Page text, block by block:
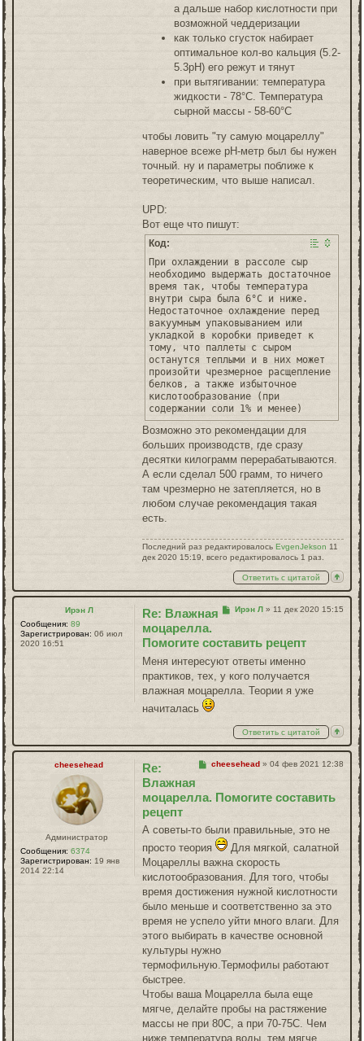
а дальше набор кислотности при
возможной чеддеризации
как только сгусток набирает
оптимальное кол-во кальция (5.2-
5.3pH) его режут и тянут
при вытягивании: температура
жидкости - 78°C. Температура
сырной массы - 58-60°C
чтобы ловить "ту самую моцареллу"
наверное всеже pH-метр был бы нужен
точный. ну и параметры поближе к
теоретическим, что выше написал.
UPD:
Вот еще что пишут:
Код:
При охлаждении в рассоле сыр
необходимо выдержать достаточное
время так, чтобы температура
внутри сыра была 6°C и ниже.
Недостаточное охлаждение перед
вакуумным упаковыванием или
укладкой в коробки приведет к
тому, что паллеты с сыром
останутся теплыми и в них может
произойти чрезмерное расщепление
белков, а также избыточное
кислотообразование (при
содержании соли 1% и менее)
Возможно это рекомендации для
больших производств, где сразу
десятки килограмм перерабатываются.
А если сделал 500 грамм, то ничего
там чрезмерно не затепляется, но в
любом случае рекомендация такая
есть.
Последний раз редактировалось EvgenJekson 11
дек 2020 15:19, всего редактировалось 1 раз.
Ответить с цитатой
Ирэн Л
Сообщения: 89
Зарегистрирован: 06 июл
2020 16:51
Сообщение
Ирэн Л » 11 дек 2020 15:15
Re: Влажная
моцарелла.
Помогите составить рецепт
Меня интересуют ответы именно
практиков, тех, у кого получается
влажная моцарелла. Теории я уже
начиталась
Ответить с цитатой
cheesehead
Администратор
Сообщения: 6374
Зарегистрирован: 19 янв
2014 22:14
Сообщение
cheesehead » 04 фев 2021 12:38
Re:
Влажная
моцарелла. Помогите составить
рецепт
А советы-то были правильные, это не
просто теория
Для мягкой, салатной
Моцареллы важна скорость
кислотообразования. Для того, чтобы
время достижения нужной кислотности
было меньше и соответственно за это
время не успело уйти много влаги. Для
этого выбирать в качестве основной
культуры нужно
термофильную.Термофилы работают
быстрее.
Чтобы ваша Моцарелла была еще
мягче, делайте пробы на растяжение
массы не при 80С, а при 70-75С. Чем
ниже температура воды, тем мягче